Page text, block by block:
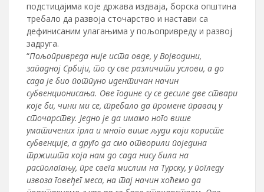
подстицајима које држава издваја, борска општина
требало да развоја сточарство и настави са
дефинисаним улагањима у пољопривреду и развој
задруга.
“Пољопривреда није иста овде, у Војводини,
западној Србији, то су све различити услови, а до
сада је био потпуно идентичан начин
субвенционисања. Ове године су се десиле две ствари
које би, чини ми се, требало да промене правац у
сточарству. Једно је да имамо ного више
уматичених грла и много више људи који користе
субвенције, а друго да смо отворили поједина
тржишта која нам до сада нису била на
располагању, пре свега мислим на Турску, у погледу
извоза говеђег меса, на тај начин хоћемо да